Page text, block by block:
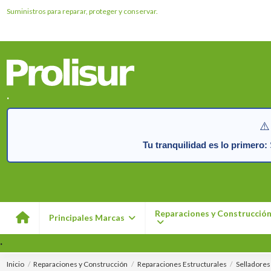
Suministros para reparar, proteger y conservar.
.
⚠️
Tu tranquilidad es lo primero:
Principales Marcas Reparaciones y
.
Inicio Reparaciones y Construcción Reparaciones Estructurales